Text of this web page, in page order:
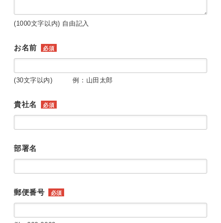
(1000文字以内) 自由記入
お名前 必須
(30文字以内) 例：山田太郎
貴社名 必須
部署名
郵便番号 必須